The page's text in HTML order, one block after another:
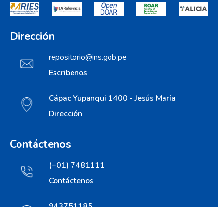
Dirección
repositorio@ins.gob.pe
Escribenos
Cápac Yupanqui 1400 - Jesús María
Dirección
Contáctenos
(+01) 7481111
Contáctenos